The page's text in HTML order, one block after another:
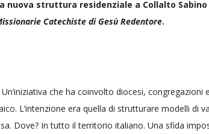
struttura residenziale a Collalto Sabino
Catechiste di Gesù Redentore.
che ha coinvolto diocesi, congregazioni
L’intenzione era quella di strutturare modelli di
Dove? In tutto il territorio italiano. Una sfida